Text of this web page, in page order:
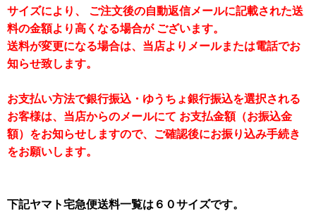
サイズにより、 ご注文後の自動返信メールに記載された送
料の金額より高くなる場合が ございます。
送料が変更になる場合は、当店よりメールまたは電話でお
知らせ致します。
お支払い方法で銀行振込・ゆうちょ銀行振込を選択される
お客様は、当店からのメールにて お支払金額（お振込金
額）をお知らせしますので、ご確認後にお振り込み手続き
をお願いします。
下記ヤマト宅急便送料一覧は６０サイズです。